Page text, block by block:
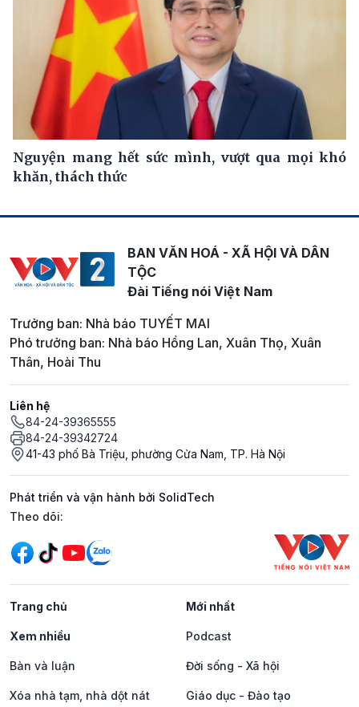
Nguyện mang hết sức mình, vượt qua mọi khó
khăn, thách thức
BAN VĂN HOÁ - XÃ HỘI VÀ DÂN
TỘC
Đài Tiếng nói Việt Nam
Trưởng ban: Nhà báo TUYẾT MAI
Phó trưởng ban: Nhà báo Hồng Lan, Xuân Thọ, Xuân
Thân, Hoài Thu
Liên hệ
84-24-39365555
84-24-39342724
41-43 phố Bà Triệu, phường Cửa Nam, TP. Hà Nội
Phát triển và vận hành bởi SolidTech
Mạng xã hội
Theo dõi:
Trang chủ Mới nhất
Xem nhiều Podcast
Bàn và luận Đời sống - Xã hội
Xóa nhà tạm, nhà dột nát Giáo dục - Đào tạo